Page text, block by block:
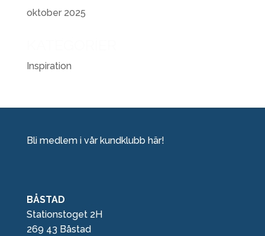
oktober 2025
Inspiration
Bli medlem i vår kundklubb här!
BÅSTAD
Stationstoget 2H
269 43 Båstad